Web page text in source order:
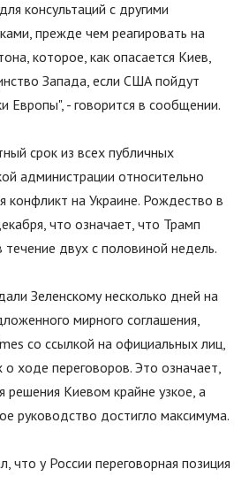
консультаций с другими
прежде чем реагировать на
которое, как опасается Киев,
Запада, если США пойдут
Европы", - говорится в сообщении.
срок из всех публичных
администрации относительно
конфликт на Украине. Рождество в
что означает, что Трамп
двух с половиной недель.
Зеленскому несколько дней на
мирного соглашения,
со ссылкой на официальных лиц,
ходе переговоров. Это означает,
решения Киевом крайне узкое, а
руководство достигло максимума.
что у России переговорная позиция